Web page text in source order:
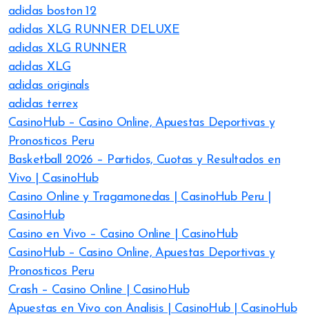
adidas boston 12
adidas XLG RUNNER DELUXE
adidas XLG RUNNER
adidas XLG
adidas originals
adidas terrex
CasinoHub – Casino Online, Apuestas Deportivas y
Pronosticos Peru
Basketball 2026 – Partidos, Cuotas y Resultados en
Vivo | CasinoHub
Casino Online y Tragamonedas | CasinoHub Peru |
CasinoHub
Casino en Vivo – Casino Online | CasinoHub
CasinoHub – Casino Online, Apuestas Deportivas y
Pronosticos Peru
Crash – Casino Online | CasinoHub
Apuestas en Vivo con Analisis | CasinoHub | CasinoHub